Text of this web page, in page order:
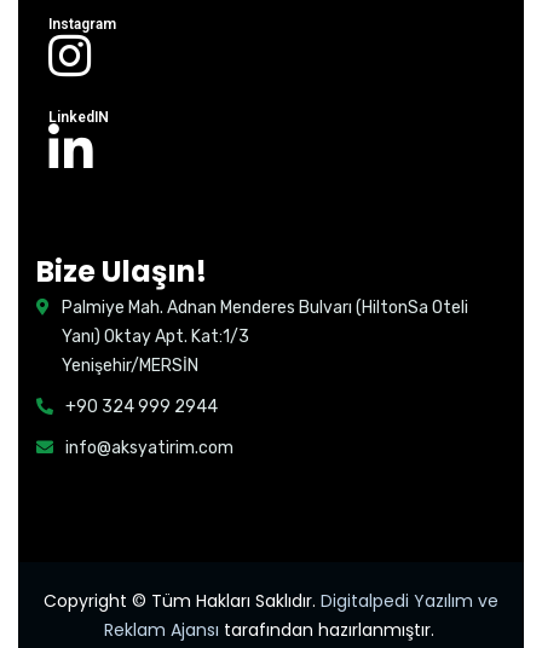
Instagram
LinkedIN
Bize Ulaşın!
Palmiye Mah. Adnan Menderes Bulvarı (HiltonSa Oteli
Yanı) Oktay Apt. Kat:1/3
Yenişehir/MERSİN
+90 324 999 2944
info@aksyatirim.com
Copyright © Tüm Hakları Saklıdır. Digitalpedi Yazılım ve
Reklam Ajansı tarafından hazırlanmıştır.